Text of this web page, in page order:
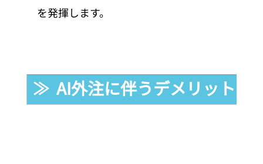
を発揮します。
≫  AI外注に伴うデメリット